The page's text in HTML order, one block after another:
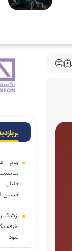
پیام
حسین
شود